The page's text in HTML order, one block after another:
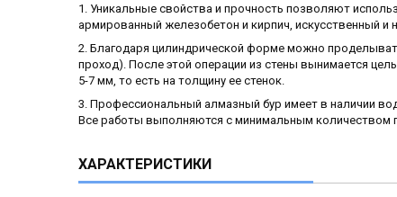
1. Уникальные свойства и прочность позволяют
армированный железобетон и кирпич, искусственный и
2. Благодаря цилиндрической форме можно
проход). После этой операции из стены вынимается
5-7 мм, то есть на толщину ее стенок.
3. Профессиональный алмазный бур имеет в наличии
Все работы выполняются с минимальным количеством
ХАРАКТЕРИСТИКИ